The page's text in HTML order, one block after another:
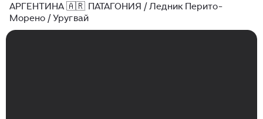
АРГЕНТИНА 🇦🇷 ПАТАГОНИЯ / Ледник Перито-
Морено / Уругвай